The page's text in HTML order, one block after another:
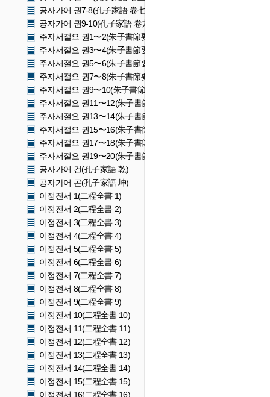
공자가어 권7-8(孔子家語 卷七之八)
공자가어 권9-10(孔子家語 卷九之十)
주자서절요 권1〜2(朱子書節要 卷一〜二)
주자서절요 권3〜4(朱子書節要 卷三〜四)
주자서절요 권5〜6(朱子書節要 卷五〜六)
주자서절요 권7〜8(朱子書節要 卷七〜八)
주자서절요 권9〜10(朱子書節要 卷九〜十)
주자서절요 권11〜12(朱子書節要 卷十一〜十二)
주자서절요 권13〜14(朱子書節要 卷十三〜十四)
주자서절요 권15〜16(朱子書節要 卷十五〜十六)
주자서절요 권17〜18(朱子書節要 卷十七〜十八)
주자서절요 권19〜20(朱子書節要 卷十九〜二十)
공자가어 건(孔子家語 乾)
공자가어 곤(孔子家語 坤)
이정전서 1(二程全書 1)
이정전서 2(二程全書 2)
이정전서 3(二程全書 3)
이정전서 4(二程全書 4)
이정전서 5(二程全書 5)
이정전서 6(二程全書 6)
이정전서 7(二程全書 7)
이정전서 8(二程全書 8)
이정전서 9(二程全書 9)
이정전서 10(二程全書 10)
이정전서 11(二程全書 11)
이정전서 12(二程全書 12)
이정전서 13(二程全書 13)
이정전서 14(二程全書 14)
이정전서 15(二程全書 15)
이정전서 16(二程全書 16)